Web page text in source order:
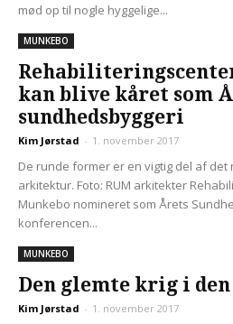
mød op til nogle hyggelige...
MUNKEBO
kan blive kåret som
sundhedsbyggeri
Kim Jørstad - 1. november 2017
De runde former er en vigtig del af
arkitektur. Foto: RUM arkitekter
Munkebo nomineret som Årets
konferencen...
MUNKEBO
Den glemte krig i
Kim Jørstad - 1. november 2017